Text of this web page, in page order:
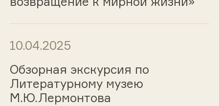
10.04.2025
Обзорная экскурсия по
Литературному музею
М.Ю.Лермонтова